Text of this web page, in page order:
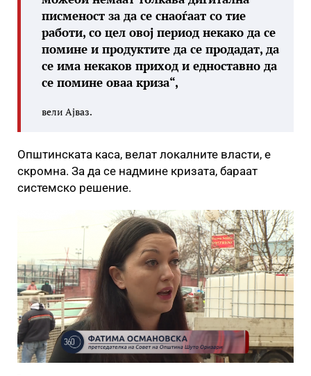
писменост за да се снаоѓаат со тие
работи, со цел овој период некако да се
помине и продуктите да се продадат, да
се има некаков приход и едноставно да
се помине оваа криза“,
вели Ајваз.
Општинската каса, велат локалните власти, е
скромна. За да се надмине кризата, бараат
системско решение.